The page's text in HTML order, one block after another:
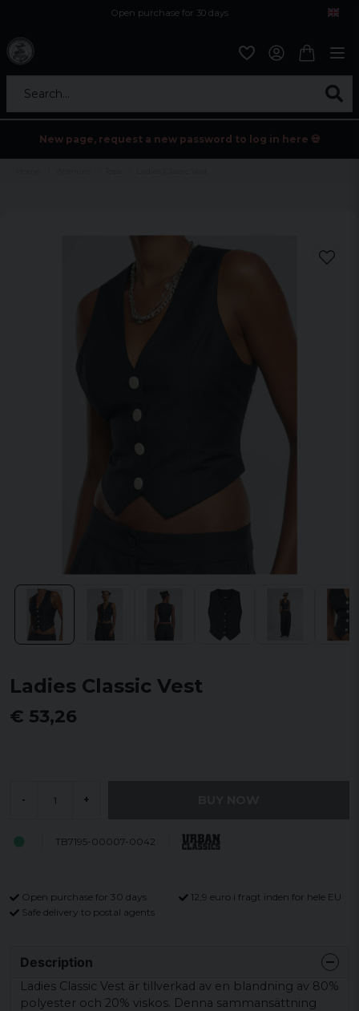
Open purchase for 30 days
Search...
New page, request a new password to log in here 💀
Ladies Classic Vest
€ 53,26
- +
TB7195-00007-0042
Open purchase for 30 days
12,9 euro i fragt inden for hele EU
Safe delivery to postal agents
Description
Ladies Classic Vest är tillverkad av en blandning av 80%
polyester och 20% viskos. Denna sammansättning